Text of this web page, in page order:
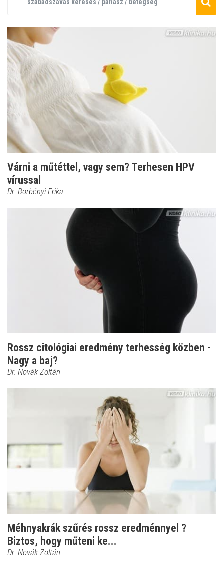
Várni a műtéttel, vagy sem? Terhesen HPV
vírussal
Dr. Borbényi Erika
Rossz citológiai eredmény terhesség közben -
Nagy a baj?
Dr. Novák Zoltán
Méhnyakrák szűrés rossz eredménnyel ?
Biztos, hogy műteni ke...
Dr. Novák Zoltán